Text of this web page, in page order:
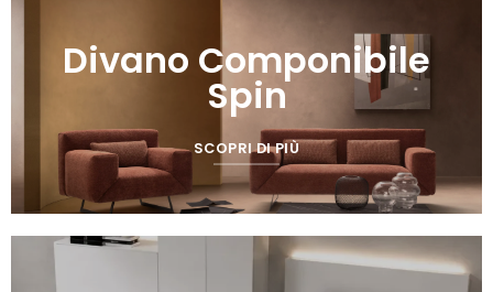
Divano Componibile
Spin
SCOPRI DI PIÙ